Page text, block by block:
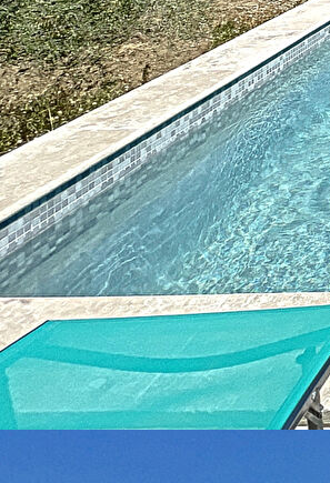
cuisine ouverte, aménagée et
un wc indépendant et une salle
italienne.
à l'entrée, dont un recevant le
bois, climatisation réversible, fosse
en partie clôturé est planté d'oliviers
offre une belle surface, avec un
et une vue les reliefs alentours
a été transformé en une belle